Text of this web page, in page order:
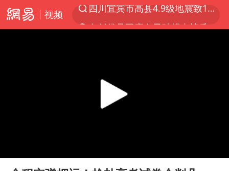
视频
名创优品回应女子吐槽内裤质量差
秋天的第一杯奶茶到底有多火
Play